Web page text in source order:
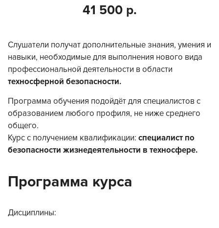
41 500 р.
Слушатели получат дополнительные знания, умения и
навыки, необходимые для выполнения нового вида
профессиональной деятельности в области
техносферной безопасности.
Программа обучения подойдёт для специалистов с
образованием любого профиля, не ниже среднего
общего.
Курс с получением квалификации: специалист по
безопасности жизнедеятельности в техносфере.
Программа курса
Дисциплины: